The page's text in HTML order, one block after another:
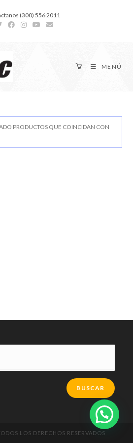
(300) 556 2011
MENÚ
PRODUCTOS QUE COINCIDAN CON
BUSCAR
LOS DERECHOS RESERVADOS